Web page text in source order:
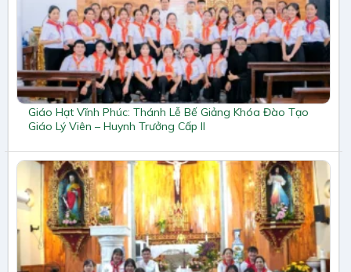
Giáo Hạt Vĩnh Phúc: Thánh Lễ Bế Giảng Khóa Đào Tạo
Giáo Lý Viên – Huynh Trưởng Cấp II